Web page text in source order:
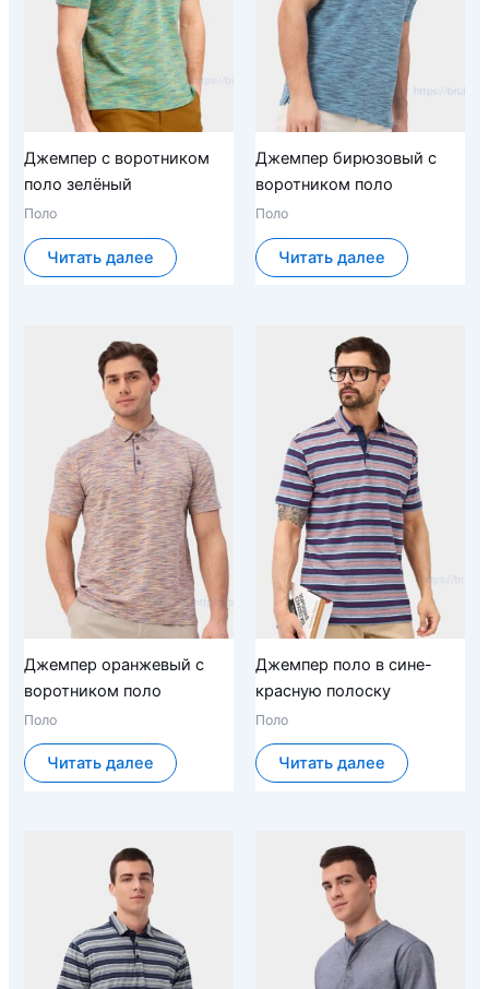
Джемпер с воротником
поло зелёный
Поло
Читать далее
Джемпер бирюзовый с
воротником поло
Поло
Читать далее
Джемпер оранжевый с
воротником поло
Поло
Читать далее
Джемпер поло в сине-
красную полоску
Поло
Читать далее